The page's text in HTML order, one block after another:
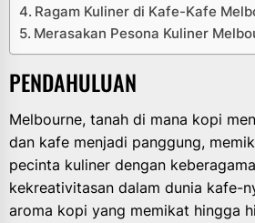
Ragam Kuliner di Kafe-Kafe
Merasakan Pesona Kuliner
PENDAHULUAN
Melbourne, tanah di mana kopi
dan kafe menjadi panggung,
pecinta kuliner dengan
kekreativitasan dalam dunia kafe-
aroma kopi yang memikat hingga